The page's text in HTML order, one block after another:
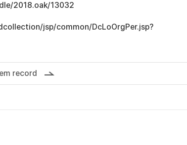
2018.oak/13032
jsp/common/DcLoOrgPer.jsp?
record